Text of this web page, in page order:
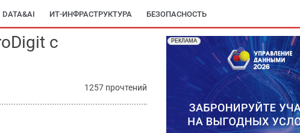
DATA&AI ИТ-ИНФРАСТРУКТУРА БЕЗОПАСНОСТЬ
с
1257 прочтений
РЕКЛАМА